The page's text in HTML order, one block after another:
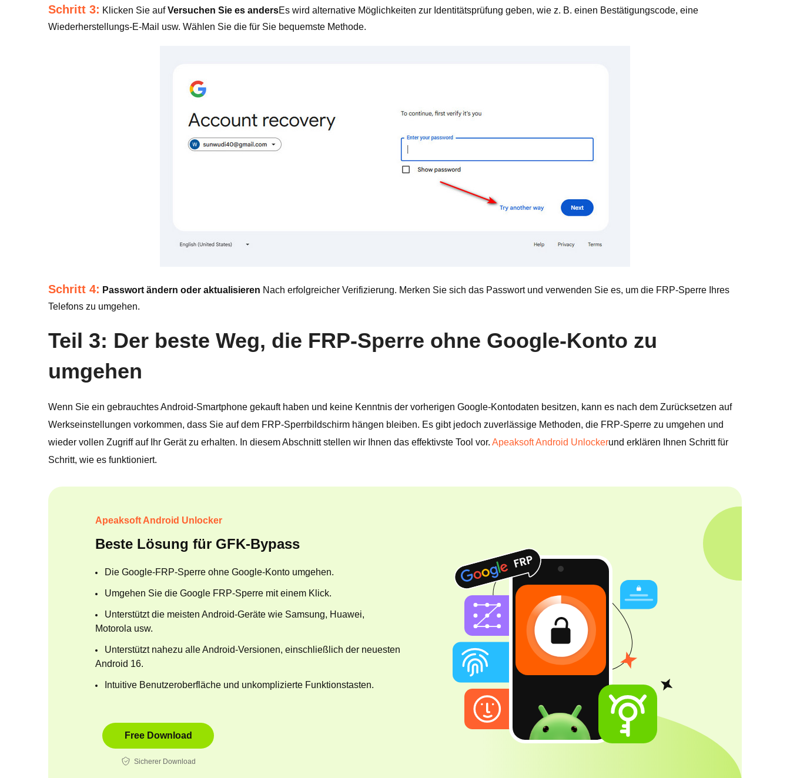
Schritt 3: Klicken Sie aufVersuchen Sie es andersEs wird alternative Möglichkeiten zur Identitätsprüfung geben, wie z. B. einen Bestätigungscode, eine
Wiederherstellungs-E-Mail usw. Wählen Sie die für Sie bequemste Methode.
Schritt 4: Passwort ändern oder aktualisieren Nach erfolgreicher Verifizierung. Merken Sie sich das Passwort und verwenden Sie es, um die FRP-Sperre Ihres
Telefons zu umgehen.
Teil 3: Der beste Weg, die FRP-Sperre ohne Google-Konto zu
umgehen
Wenn Sie ein gebrauchtes Android-Smartphone gekauft haben und keine Kenntnis der vorherigen Google-Kontodaten besitzen, kann es nach dem Zurücksetzen auf
Werkseinstellungen vorkommen, dass Sie auf dem FRP-Sperrbildschirm hängen bleiben. Es gibt jedoch zuverlässige Methoden, die FRP-Sperre zu umgehen und
wieder vollen Zugriff auf Ihr Gerät zu erhalten. In diesem Abschnitt stellen wir Ihnen das effektivste Tool vor. Apeaksoft Android Unlockerund erklären Ihnen Schritt für
Schritt, wie es funktioniert.
Apeaksoft Android Unlocker
Beste Lösung für GFK-Bypass
Die Google-FRP-Sperre ohne Google-Konto umgehen.
Umgehen Sie die Google FRP-Sperre mit einem Klick.
Unterstützt die meisten Android-Geräte wie Samsung, Huawei,
Motorola usw.
Unterstützt nahezu alle Android-Versionen, einschließlich der neuesten
Android 16.
Intuitive Benutzeroberfläche und unkomplizierte Funktionstasten.
Free Download
Sicherer Download